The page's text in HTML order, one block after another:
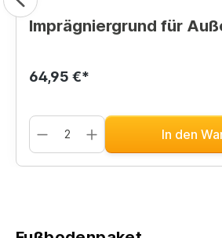
Imprägniergrund für
64,95 €*
In den